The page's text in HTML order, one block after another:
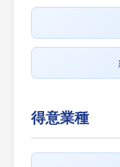
得意業種